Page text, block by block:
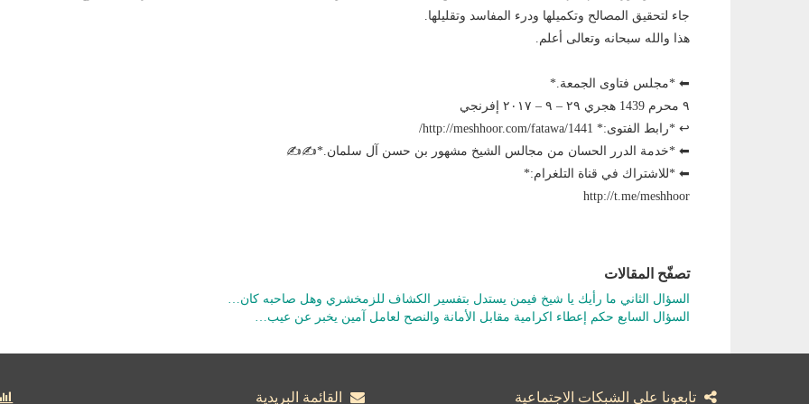
جاء لتحقيق المصالح وتكميلها ودرء المفاسد وتقليلها.
هذا والله سبحانه وتعالى أعلم.
⬅ *مجلس فتاوى الجمعة.*
٩ محرم 1439 هجري ٢٩ – ٩ – ٢٠١٧ إفرنجي
↩ *رابط الفتوى:* http://meshhoor.com/fatawa/1441/
⬅ *خدمة الدرر الحسان من مجالس الشيخ مشهور بن حسن آل سلمان.*✍✍
⬅ *للاشتراك في قناة التلغرام:*
http://t.me/meshhoor
تصفّح المقالات
السؤال الثاني ما رأيك يا شيخ فيمن يستدل بتفسير الكشاف للزمخشري وهل صاحبه كان…
السؤال السابع حكم إعطاء اكرامية مقابل الأمانة والنصح لعامل آمين يخبر عن عيب…
تابعونا على الشبكات الاجتماعية القائمة البريدية